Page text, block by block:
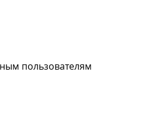
пользователям